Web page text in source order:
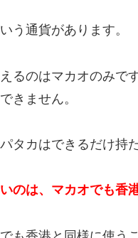
う通貨があります。
るのはマカオのみで
きません。
タカはできるだけ持
のは、マカオでも香